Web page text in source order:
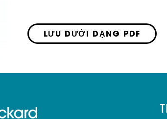
LƯU DƯỚI DẠNG PDF